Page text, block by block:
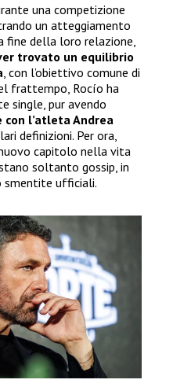
una competizione
un atteggiamento
fine della loro relazione,
trovato un equilibrio
, con l’obiettivo comune di
frattempo, Rocío ha
single, pur avendo
l’atleta Andrea
definizioni. Per ora,
capitolo nella vita
soltanto gossip, in
smentite ufficiali.